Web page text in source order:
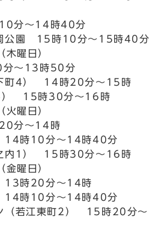
分～14時40分
公園 15時10分～15時40分
曜日）
～13時50分
町4） 14時20分～15時
6） 15時30分～16時
曜日）
分～14時
14時10分～14時40分
内1） 15時30分～16時
曜日）
13時20分～14時
14時10分～14時40分
（若江東町2） 15時20分～